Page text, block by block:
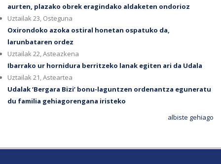
aurten, plazako obrek eragindako aldaketen ondorioz
Uztailak 23, Osteguna
Oxirondoko azoka ostiral honetan ospatuko da,
larunbataren ordez
Uztailak 22, Asteazkena
Ibarrako ur hornidura berritzeko lanak egiten ari da Udala
Uztailak 21, Asteartea
Udalak ‘Bergara Bizi’ bonu-laguntzen ordenantza eguneratu
du familia gehiagorengana iristeko
albiste gehiago